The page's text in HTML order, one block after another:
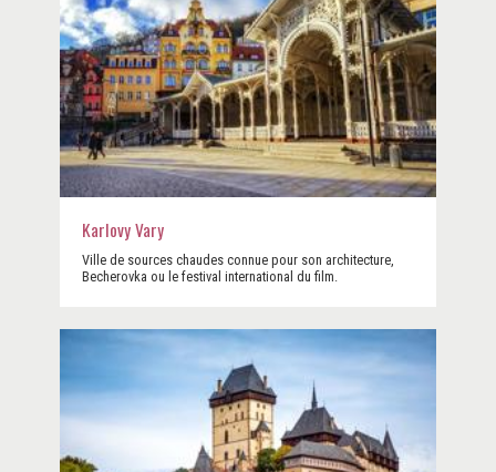
Karlovy Vary
Ville de sources chaudes connue pour son architecture,
Becherovka ou le festival international du film.